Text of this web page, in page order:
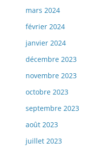
mars 2024
février 2024
janvier 2024
décembre 2023
novembre 2023
octobre 2023
septembre 2023
août 2023
juillet 2023